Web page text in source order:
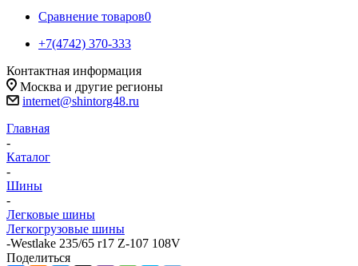
Сравнение товаров0
+7(4742) 370-333
Контактная информация
Москва и другие регионы
internet@shintorg48.ru
Главная
-
Каталог
-
Шины
-
Легковые шины
Легкогрузовые шины
-Westlake 235/65 r17 Z-107 108V
Поделиться